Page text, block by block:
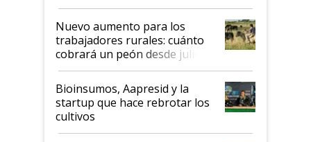
Nuevo aumento para los
trabajadores rurales: cuánto
cobrará un peón desde julio
Bioinsumos, Aapresid y la
startup que hace rebrotar los
cultivos